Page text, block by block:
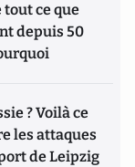
tout ce que
depuis 50
? Voilà ce
les attaques
de Leipzig